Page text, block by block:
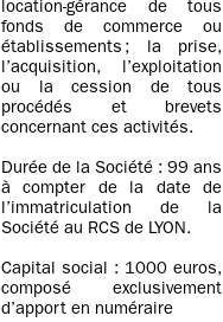
location-gérance de tous
fonds de commerce ou
établissements ; la prise,
l’acquisition, l’exploitation
ou la cession de tous
procédés et brevets
concernant ces activités.
Durée de la Société : 99 ans
à compter de la date de
l’immatriculation de la
Société au RCS de LYON.
Capital social : 1000 euros,
composé exclusivement
d’apport en numéraire